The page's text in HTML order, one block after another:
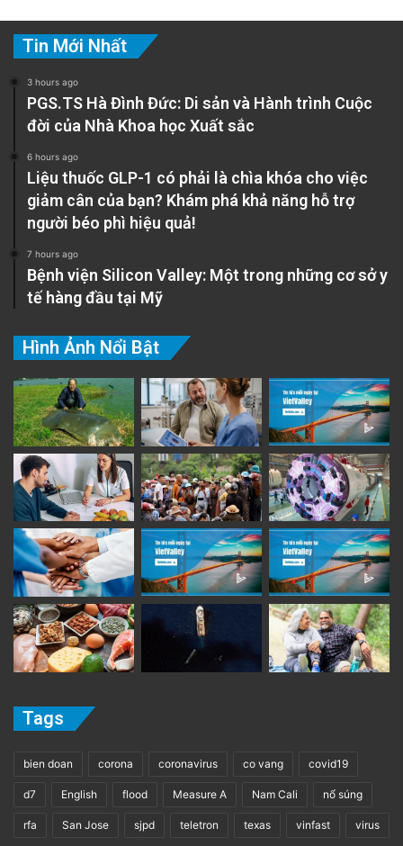
Tin Mới Nhất
3 hours ago
PGS.TS Hà Đình Đức: Di sản và Hành trình Cuộc
đời của Nhà Khoa học Xuất sắc
6 hours ago
Liệu thuốc GLP-1 có phải là chìa khóa cho việc
giảm cân của bạn? Khám phá khả năng hỗ trợ
người béo phì hiệu quả!
7 hours ago
Bệnh viện Silicon Valley: Một trong những cơ sở y
tế hàng đầu tại Mỹ
Hình Ảnh Nổi Bật
Tags
bien doan corona coronavirus co vang covid19
d7 English flood Measure A Nam Cali nổ súng
rfa San Jose sjpd teletron texas vinfast virus